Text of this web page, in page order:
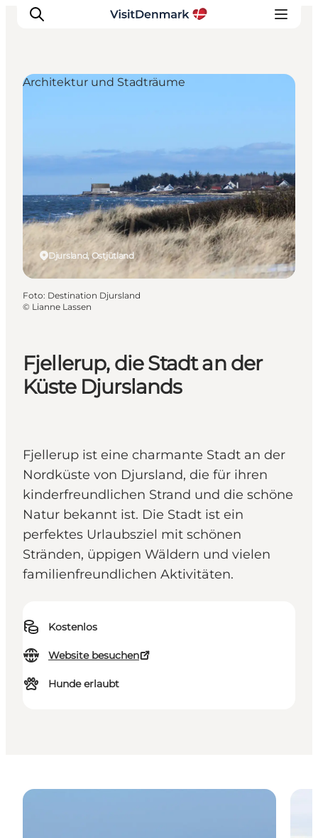
Erlebnisse
Unterkünfte
Reiseplanung
Fjellerup, die Stadt an der
Küste Djurslands
Fjellerup ist eine charmante Stadt an der
Nordküste von Djursland, die für ihren
kinderfreundlichen Strand und die schöne
Natur bekannt ist. Die Stadt ist ein
perfektes Urlaubsziel mit schönen
Stränden, üppigen Wäldern und vielen
familienfreundlichen Aktivitäten.
Kostenlos
Website besuchen
Hunde erlaubt
Djursland, Ostjütland
Architektur und Stadträume
Foto: Destination Djursland
© Lianne Lassen